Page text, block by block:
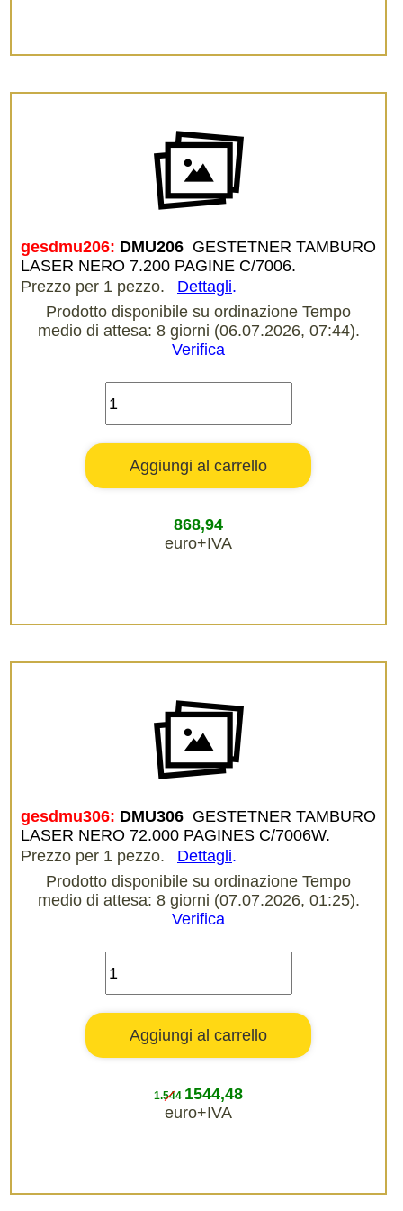
gesdmu206: DMU206 GESTETNER TAMBURO
LASER NERO 7.200 PAGINE C/7006.
Prezzo per 1 pezzo.
Dettagli.
Prodotto disponibile su ordinazione Tempo
medio di attesa: 8 giorni (06.07.2026, 07:44).
Verifica
868,94
euro+IVA
gesdmu306: DMU306 GESTETNER TAMBURO
LASER NERO 72.000 PAGINES C/7006W.
Prezzo per 1 pezzo.
Dettagli.
Prodotto disponibile su ordinazione Tempo
medio di attesa: 8 giorni (07.07.2026, 01:25).
Verifica
1.544 1544,48
euro+IVA